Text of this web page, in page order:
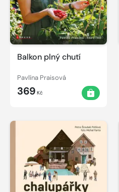
Balkon plný chutí
Pavlína Praisová
369 Kč